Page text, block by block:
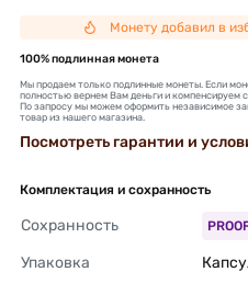
Монету добавил в
100% подлинная монета
Мы продаем только подлинные монеты. Если
полностью вернем Вам деньги и компенсируем
По запросу мы можем оформить независимое
товар из нашего магазина.
Посмотреть гарантии и
Комплектация и сохранность
Сохранность
Упаковка